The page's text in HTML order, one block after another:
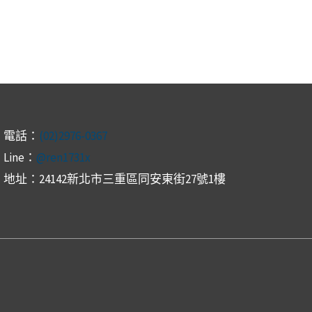
電話： (02)2976-0367
Line： @ren1731x
地址：24142新北市三重區同安東街27號1樓